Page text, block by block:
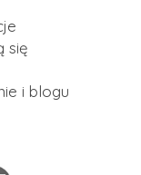
się
i blogu